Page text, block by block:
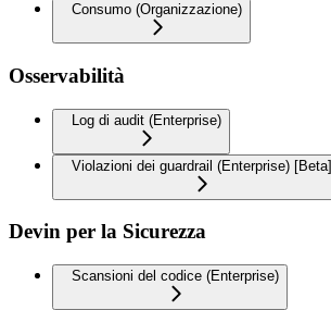
Consumo (Organizzazione)
Osservabilità
Log di audit (Enterprise)
Violazioni dei guardrail (Enterprise) [Beta]
Devin per la Sicurezza
Scansioni del codice (Enterprise)